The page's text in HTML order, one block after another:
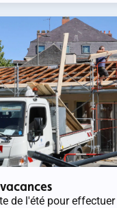
de l'été pour